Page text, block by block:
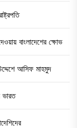
বাংলাদেশের ক্ষোভ
আসিফ মাহমুদ
ভারত